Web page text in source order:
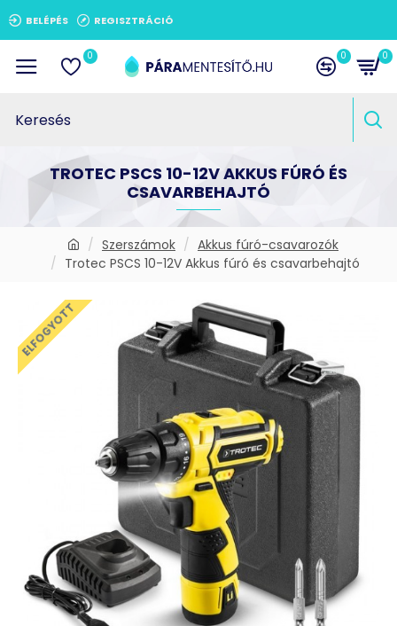
BELÉPÉS REGISZTRÁCIÓ
0 0 0
Szerszámok
Akkus fúró-csavarozók
Trotec PSCS 10-12V Akkus fúró és csavarbehajtó
TROTEC PSCS 10-12V AKKUS FÚRÓ ÉS
CSAVARBEHAJTÓ
ELFOGYOTT